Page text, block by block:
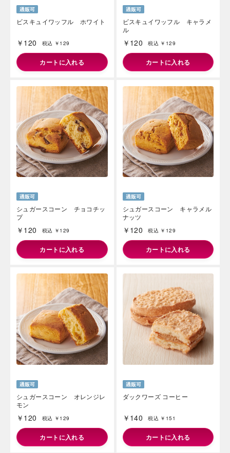
ビスキュイワッフル ホワイト
￥120 税込 ￥129
カートに入れる
ビスキュイワッフル キャラメ
ル
￥120 税込 ￥129
カートに入れる
シュガースコーン チョコチッ
プ
￥120 税込 ￥129
カートに入れる
シュガースコーン キャラメル
ナッツ
￥120 税込 ￥129
カートに入れる
シュガースコーン オレンジレ
モン
￥120 税込 ￥129
カートに入れる
ダックワーズ コーヒー
￥140 税込 ￥151
カートに入れる